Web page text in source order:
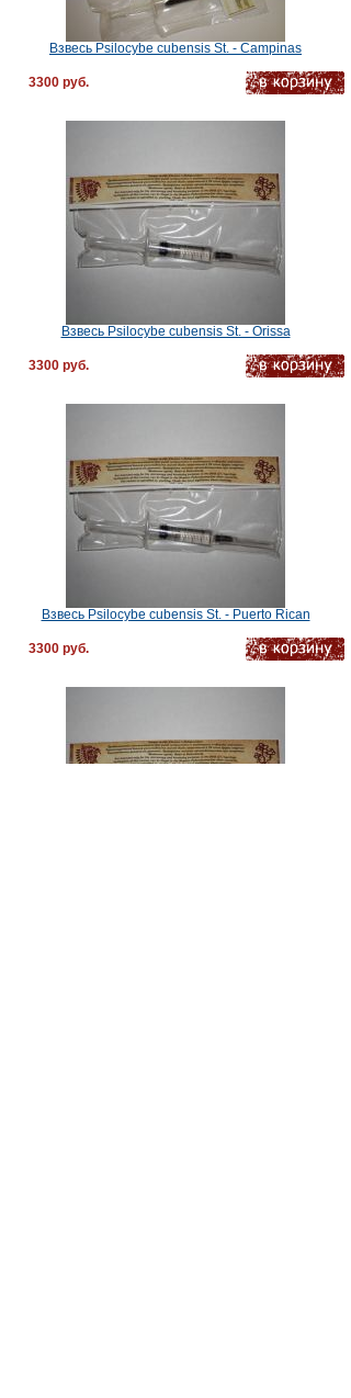
Взвесь Psilocybe cubensis St. - Campinas
3300 руб.
Взвесь Psilocybe cubensis St. - Orissa
3300 руб.
Взвесь Psilocybe cubensis St. - Puerto Rican
3300 руб.